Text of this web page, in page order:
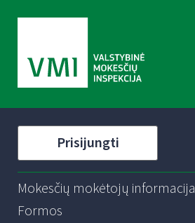
Prisijungti
Mokesčių mokėtojų informacija
Formos